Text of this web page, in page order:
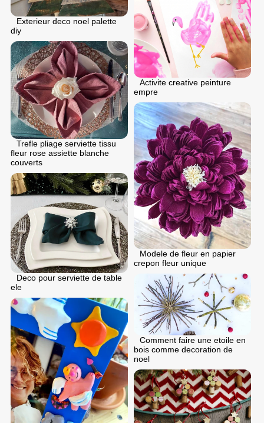
Exterieur deco noel palette
diy
Activite creative peinture
empre
Trefle pliage serviette tissu
fleur rose assiette blanche
couverts
Modele de fleur en papier
crepon fleur unique
Deco pour serviette de table
ele
Comment faire une etoile en
bois comme decoration de
noel